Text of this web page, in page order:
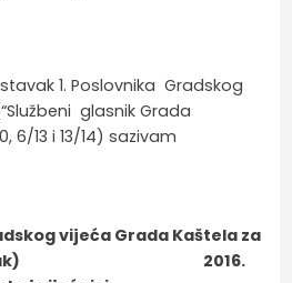
1. Poslovnika Gradskog
glasnik Grada
6/13 i 13/14) sazivam
vijeća Grada Kaštela za
(utorak) 2016.